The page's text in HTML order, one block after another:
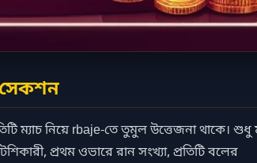
সেকশন
ম্যাচ নিয়ে rbaje-তে তুমুল উত্তেজনা থাকে। শুধু
প্রথম ওভারে রান সংখ্যা, প্রতিটি বলের